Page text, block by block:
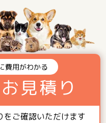
費用がわかる
お見積り
をご確認いただけます